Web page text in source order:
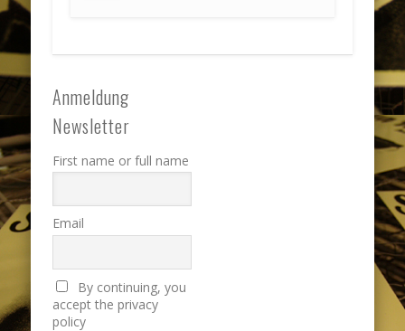
Anmeldung
Newsletter
First name or full name
Email
By continuing, you
accept the privacy
policy